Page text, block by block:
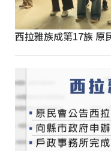
西拉雅族成第17族 原